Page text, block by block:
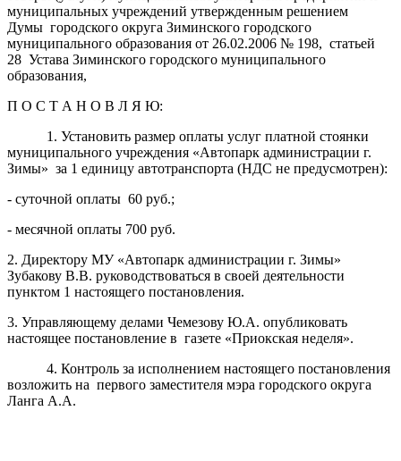
муниципальных учреждений утвержденным решением
Думы городского округа Зиминского городского
муниципального образования от 26.02.2006 № 198, статьей
28 Устава Зиминского городского муниципального
образования,
П О С Т А Н О В Л Я Ю:
1. Установить размер оплаты услуг платной стоянки
муниципального учреждения «Автопарк администрации г.
Зимы» за 1 единицу автотранспорта (НДС не предусмотрен):
- суточной оплаты 60 руб.;
- месячной оплаты 700 руб.
2. Директору МУ «Автопарк администрации г. Зимы»
Зубакову В.В. руководствоваться в своей деятельности
пунктом 1 настоящего постановления.
3. Управляющему делами Чемезову Ю.А. опубликовать
настоящее постановление в газете «Приокская неделя».
4. Контроль за исполнением настоящего постановления
возложить на первого заместителя мэра городского округа
Ланга А.А.